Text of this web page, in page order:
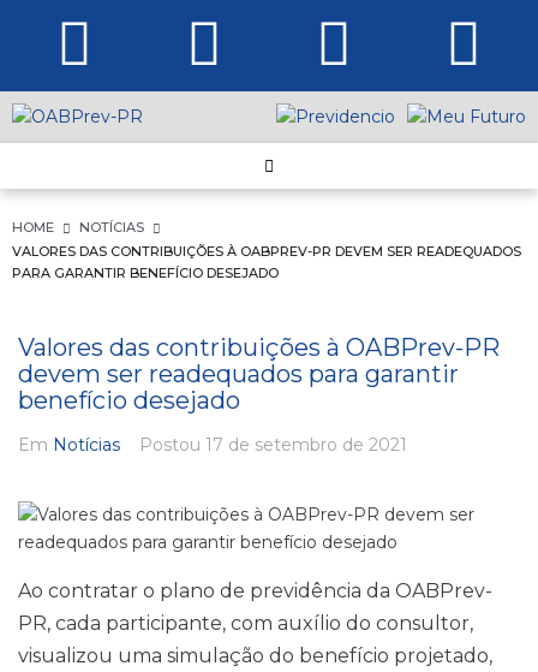
HOME
NOTÍCIAS
VALORES DAS CONTRIBUIÇÕES À OABPREV-PR DEVEM SER READEQUADOS
PARA GARANTIR BENEFÍCIO DESEJADO
Valores das contribuições à OABPrev-PR
devem ser readequados para garantir
benefício desejado
Em Notícias Postou 17 de setembro de 2021
Ao contratar o plano de previdência da OABPrev-
PR, cada participante, com auxílio do consultor,
visualizou uma simulação do benefício projetado,